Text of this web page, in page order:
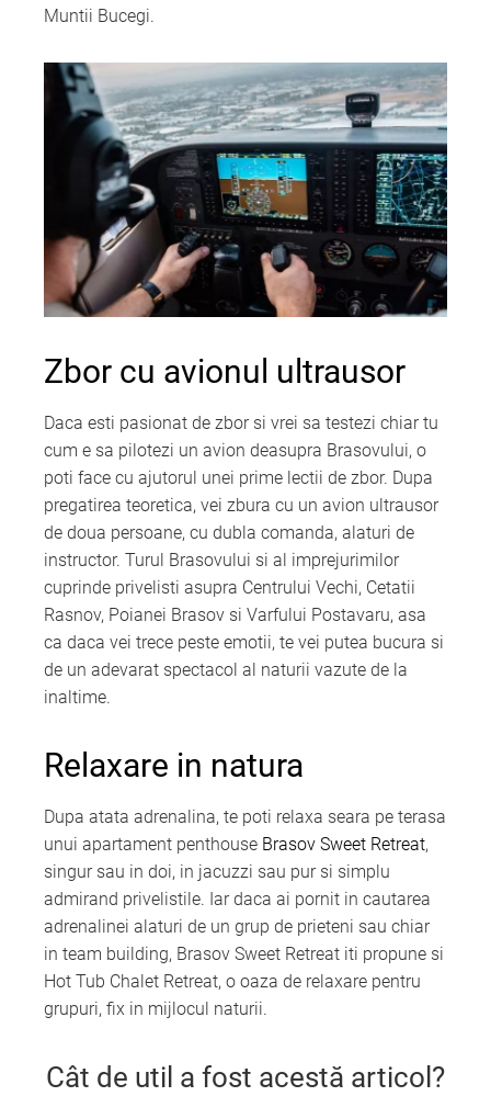
Muntii Bucegi.
Zbor cu avionul ultrausor
Daca esti pasionat de zbor si vrei sa testezi chiar tu
cum e sa pilotezi un avion deasupra Brasovului, o
poti face cu ajutorul unei prime lectii de zbor. Dupa
pregatirea teoretica, vei zbura cu un avion ultrausor
de doua persoane, cu dubla comanda, alaturi de
instructor. Turul Brasovului si al imprejurimilor
cuprinde privelisti asupra Centrului Vechi, Cetatii
Rasnov, Poianei Brasov si Varfului Postavaru, asa
ca daca vei trece peste emotii, te vei putea bucura si
de un adevarat spectacol al naturii vazute de la
inaltime.
Relaxare in natura
Dupa atata adrenalina, te poti relaxa seara pe terasa
unui apartament penthouse Brasov Sweet Retreat,
singur sau in doi, in jacuzzi sau pur si simplu
admirand privelistile. Iar daca ai pornit in cautarea
adrenalinei alaturi de un grup de prieteni sau chiar
in team building, Brasov Sweet Retreat iti propune si
Hot Tub Chalet Retreat, o oaza de relaxare pentru
grupuri, fix in mijlocul naturii.
Cât de util a fost acestă articol?